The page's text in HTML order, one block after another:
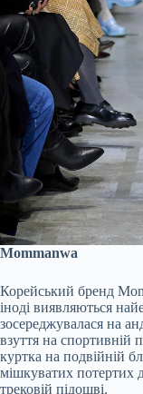
Mommanwa
Корейський бренд
іноді виявляються
зосереджувалася на
взуття на спортивній
куртка на подвійній
мішкуватих потертих
трековій підошві.